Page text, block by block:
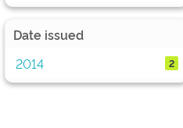
Date issued
2014
2